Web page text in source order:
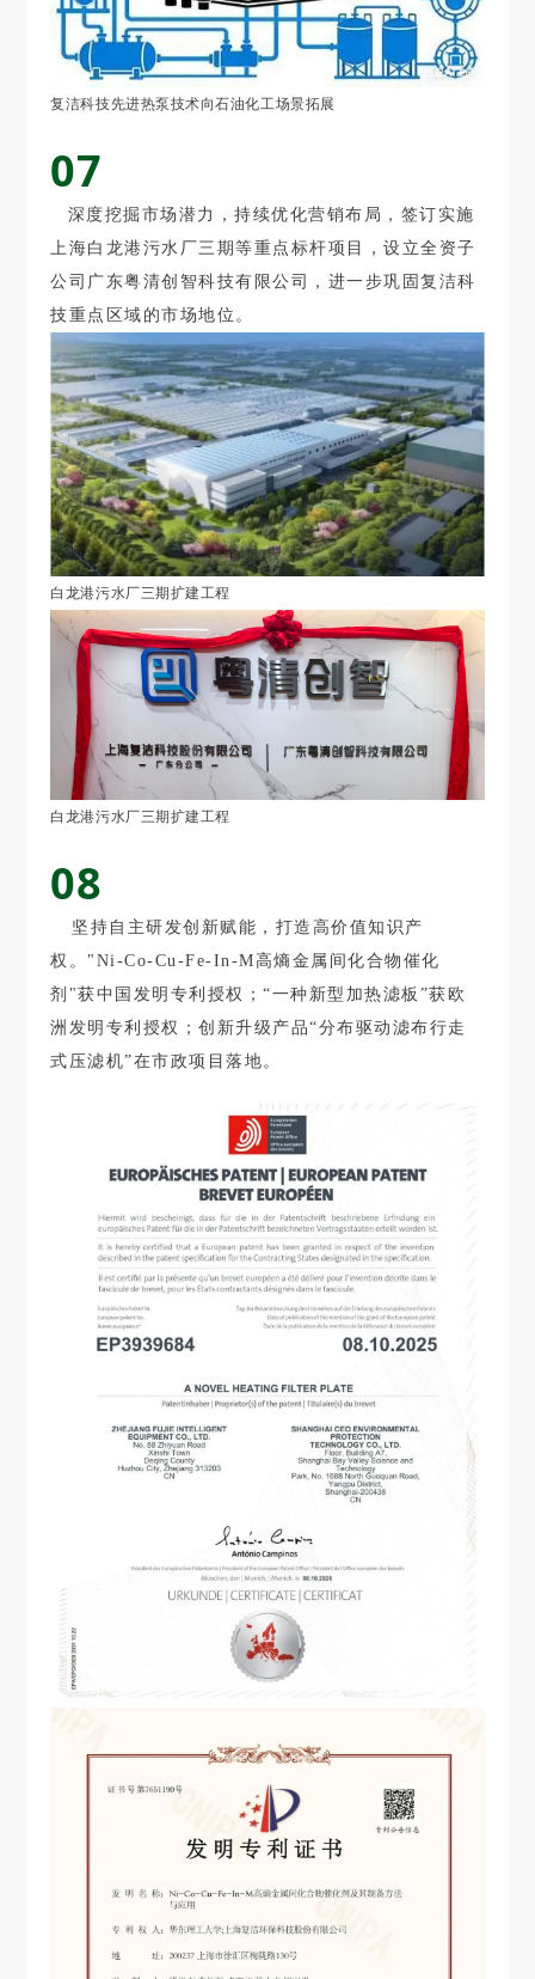
复洁科技先进热泵技术向石油化工场景拓展
07
深度挖掘市场潜力，持续优化营销布局，签订实施
上海白龙港污水厂三期等重点标杆项目，设立全资子
公司广东粤清创智科技有限公司，进一步巩固复洁科
技重点区域的市场地位。
白龙港污水厂三期扩建工程
白龙港污水厂三期扩建工程
08
坚持自主研发创新赋能，打造高价值知识产
权。"Ni-Co-Cu-Fe-In-M高熵金属间化合物催化
剂"获中国发明专利授权；“一种新型加热滤板”获欧
洲发明专利授权；创新升级产品“分布驱动滤布行走
式压滤机”在市政项目落地。